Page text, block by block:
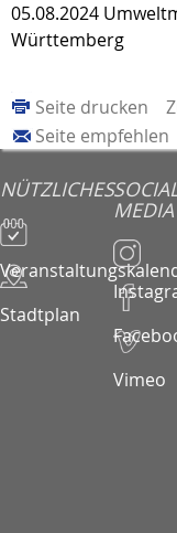
05.08.2024
Württemberg
Seite drucken
Seite empfehlen
NÜTZLICHES
Stadtplan
MEDIA
Vimeo